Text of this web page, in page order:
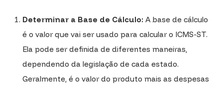
Determinar a Base de Cálculo: A base de cálculo
é o valor que vai ser usado para calcular o ICMS-ST.
Ela pode ser definida de diferentes maneiras,
dependendo da legislação de cada estado.
Geralmente, é o valor do produto mais as despesas